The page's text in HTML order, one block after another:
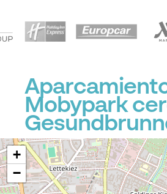
Mobypark
+
−